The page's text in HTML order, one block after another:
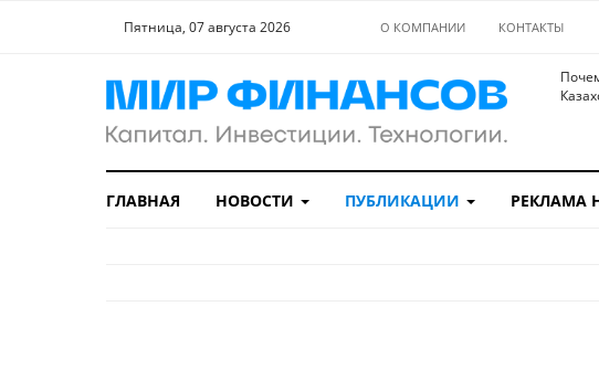
Пятница, 07 августа 2026 О КОМПАНИИ КОНТАКТЫ
ГЛАВНАЯ НОВОСТИ ПУБЛИКАЦИИ РЕКЛАМА